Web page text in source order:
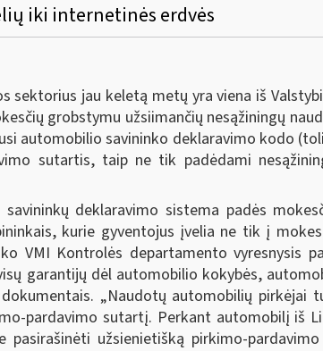
iki internetinės erdvės
sektorius jau keletą metų yra viena iš
grobstymu užsiimančių nesąžiningų
automobilio savininko deklaravimo kodo
sutartis, taip ne tik padėdami
deklaravimo sistema padės
kurie gyventojus įvelia ne tik į
VMI Kontrolės departamento vyresnysis
garantijų dėl automobilio kokybės,
„Naudotų automobilių
pardavimo sutartį. Perkant automobilį iš
užsienietišką pirkimo-